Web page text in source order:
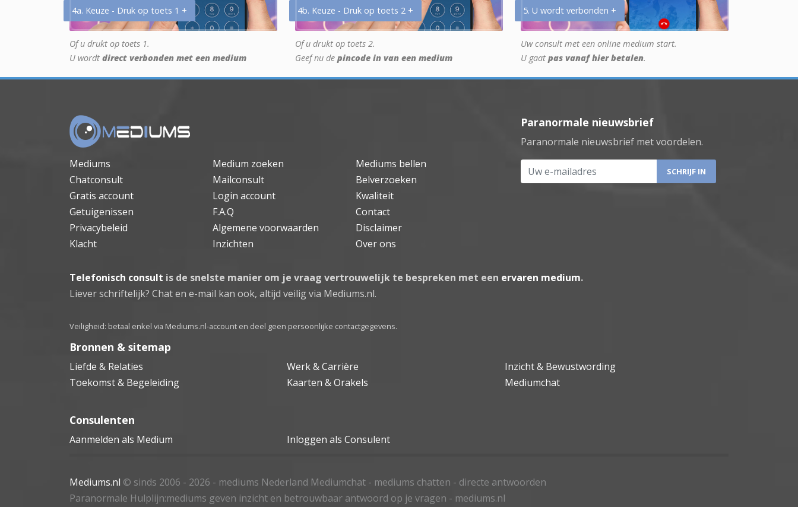
4a. Keuze - Druk op toets 1 +
Of u drukt op toets 1.
U wordt direct verbonden met een medium
4b. Keuze - Druk op toets 2 +
Of u drukt op toets 2.
Geef nu de pincode in van een medium
5. U wordt verbonden +
Uw consult met een online medium start.
U gaat pas vanaf hier betalen.
Mediums Medium zoeken
Mediums bellen
Chatconsult
Mailconsult
Belverzoeken
Gratis account
Login account
Kwaliteit
Getuigenissen
F.A.Q
Contact
Privacybeleid
Algemene voorwaarden
Disclaimer
Klacht
Inzichten Over ons
Paranormale nieuwsbrief
Paranormale nieuwsbrief met voordelen.
Uw e-mailadres
Telefonisch consult is de snelste manier om je vraag vertrouwelijk te bespreken met een ervaren medium.
Liever schriftelijk? Chat en e-mail kan ook, altijd veilig via Mediums.nl.
Veiligheid: betaal enkel via Mediums.nl-account en deel geen persoonlijke contactgegevens.
Bronnen & sitemap
Liefde & Relaties Werk & Carrière
Inzicht & Bewustwording
Toekomst & Begeleiding
Kaarten & Orakels Mediumchat
Consulenten
Aanmelden als Medium Inloggen als Consulent
Mediums.nl © sinds 2006 - 2026 - mediums Nederland Mediumchat - mediums chatten - directe antwoorden
Paranormale Hulplijn:mediums geven inzicht en betrouwbaar antwoord op je vragen - mediums.nl